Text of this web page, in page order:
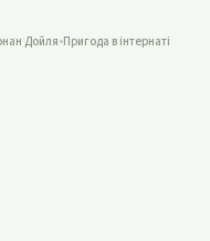
Дойля•Пригода в інтернаті